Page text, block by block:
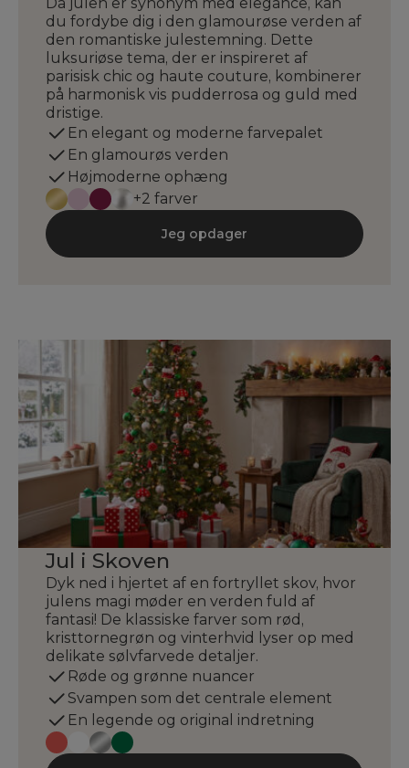
du fordybe dig i den glamourøse verden af
den romantiske julestemning. Dette
luksuriøse tema, der er inspireret af
parisisk chic og haute couture, kombinerer
på harmonisk vis pudderrosa og guld med
dristige.
En elegant og moderne farvepalet
En glamourøs verden
Højmoderne ophæng
+2 farver
Jeg opdager
Jul i Skoven
Dyk ned i hjertet af en fortryllet skov, hvor
julens magi møder en verden fuld af
fantasi! De klassiske farver som rød,
kristtornegrøn og vinterhvid lyser op med
delikate sølvfarvede detaljer.
Røde og grønne nuancer
Svampen som det centrale element
En legende og original indretning